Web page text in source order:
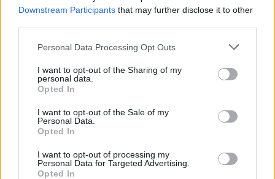
Downstream Participants that may further disclose it to other
Please note that this website/app uses one or more Google
not limited to your visit or usage behaviour. You may click to
grant or deny consent to Google and its third-party tags to
use your data for below specified purposes in below Google
consent section.
Personal Data Processing Opt Outs
I want to opt-out of the Sharing of my
personal data.
Opted In
I want to opt-out of the Sale of my
Personal Data.
Opted In
I want to opt-out of processing my
Personal Data for Targeted Advertising.
Opted In